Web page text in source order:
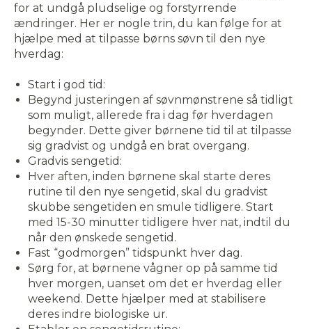
for at undgå pludselige og forstyrrende
ændringer. Her er nogle trin, du kan følge for at
hjælpe med at tilpasse børns søvn til den nye
hverdag:
Start i god tid:
Begynd justeringen af søvnmønstrene så tidligt
som muligt, allerede fra i dag før hverdagen
begynder. Dette giver børnene tid til at tilpasse
sig gradvist og undgå en brat overgang.
Gradvis sengetid:
Hver aften, inden børnene skal starte deres
rutine til den nye sengetid, skal du gradvist
skubbe sengetiden en smule tidligere. Start
med 15-30 minutter tidligere hver nat, indtil du
når den ønskede sengetid.
Fast “godmorgen” tidspunkt hver dag.
Sørg for, at børnene vågner op på samme tid
hver morgen, uanset om det er hverdag eller
weekend. Dette hjælper med at stabilisere
deres indre biologiske ur.